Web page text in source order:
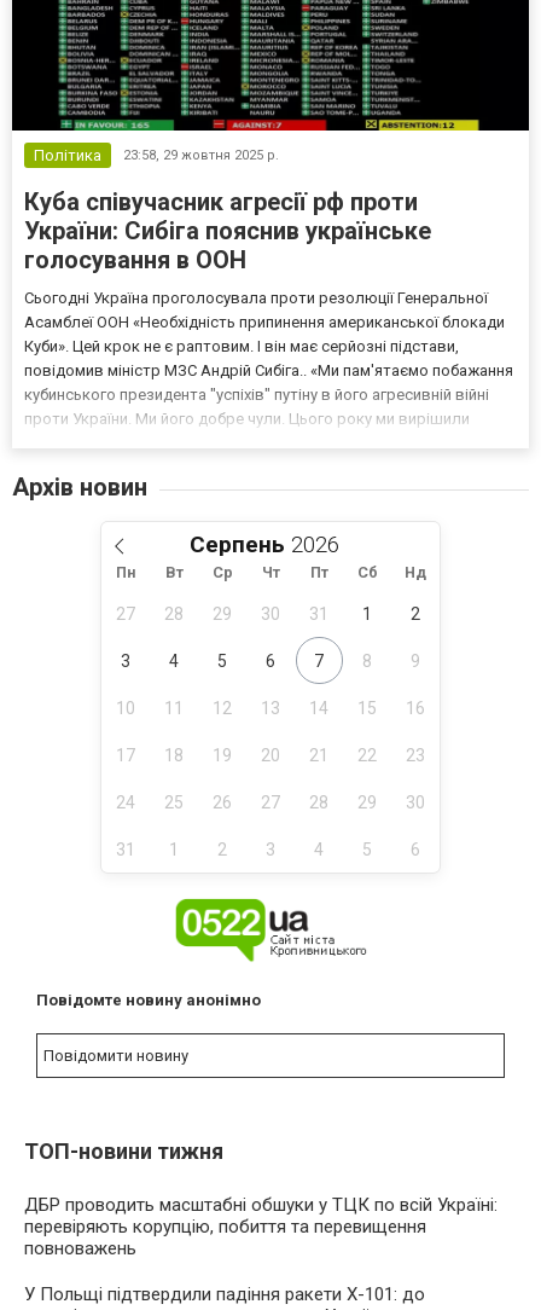
Політика 23:58, 29 жовтня 2025 р.
Куба співучасник агресії рф проти
України: Сибіга пояснив українське
голосування в ООН
Сьогодні Україна проголосувала проти резолюції Генеральної
Асамблеї ООН «Необхідність припинення американської блокади
Куби». Цей крок не є раптовим. І він має серйозні підстави,
повідомив міністр МЗС Андрій Сибіга.. «Ми пам'ятаємо побажання
кубинського президента "успіхів" путіну в його агресивній війні
проти України. Ми його добре чули. Цього року ми вирішили
Архів новин
Серпень
Пн Вт Ср Чт Пт Сб Нд
27 28 29 30 31 1 2
3 4 5 6 7 8 9
10 11 12 13 14 15 16
17 18 19 20 21 22 23
24 25 26 27 28 29 30
31 1 2 3 4 5 6
Повідомте новину анонімно
Повідомити новину
ТОП-новини тижня
ДБР проводить масштабні обшуки у ТЦК по всій Україні:
перевіряють корупцію, побиття та перевищення
повноважень
У Польщі підтвердили падіння ракети Х-101: до